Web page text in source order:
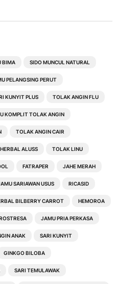
BIMA SIDO MUNCUL NATURAL
PELANGSING PERUT
KUNYIT PLUS TOLAK ANGIN FLU
KOMPLIT TOLAK ANGIN
TOLAK ANGIN CAIR
ALUSS TOLAK LINU
FATRAPER JAHE MERAH
SARIAWAN USUS RICASID
BILBERRY CARROT HEMOROA
JAMU PRIA PERKASA
ANAK SARI KUNYIT
GINKGO BILOBA
SARI TEMULAWAK